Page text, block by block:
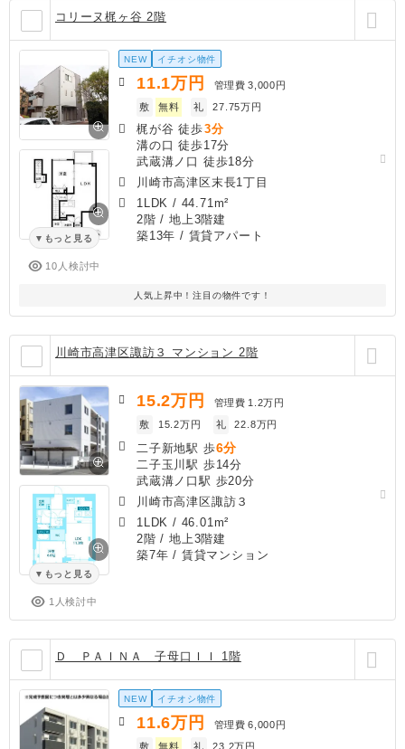
コリーヌ梶ヶ谷 2階
もっと見る
10人検討中
NEW イチオシ物件
11.1万円 管理費 3,000円
敷
無料 礼 27.75万円
梶が谷 徒歩3分
溝の口 徒歩17分
武蔵溝ノ口 徒歩18分
川崎市高津区末長1丁目
1LDK / 44.71m²
2階 / 地上3階建
築13年 / 賃貸アパート
人気上昇中！注目の物件です！
川崎市高津区諏訪３ マンション 2階
もっと見る
1人検討中
15.2万円 管理費 1.2万円
敷
15.2万円 礼 22.8万円
二子新地駅 歩6分
二子玉川駅 歩14分
武蔵溝ノ口駅 歩20分
川崎市高津区諏訪３
1LDK / 46.01m²
2階 / 地上3階建
築7年 / 賃貸マンション
Ｄ ＰＡＩＮＡ 子母口ＩＩ 1階
NEW イチオシ物件
11.6万円 管理費 6,000円
敷
無料 礼 23.2万円